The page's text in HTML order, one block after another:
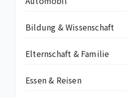
Bildung & Wissenschaft
Elternschaft & Familie
Essen & Reisen